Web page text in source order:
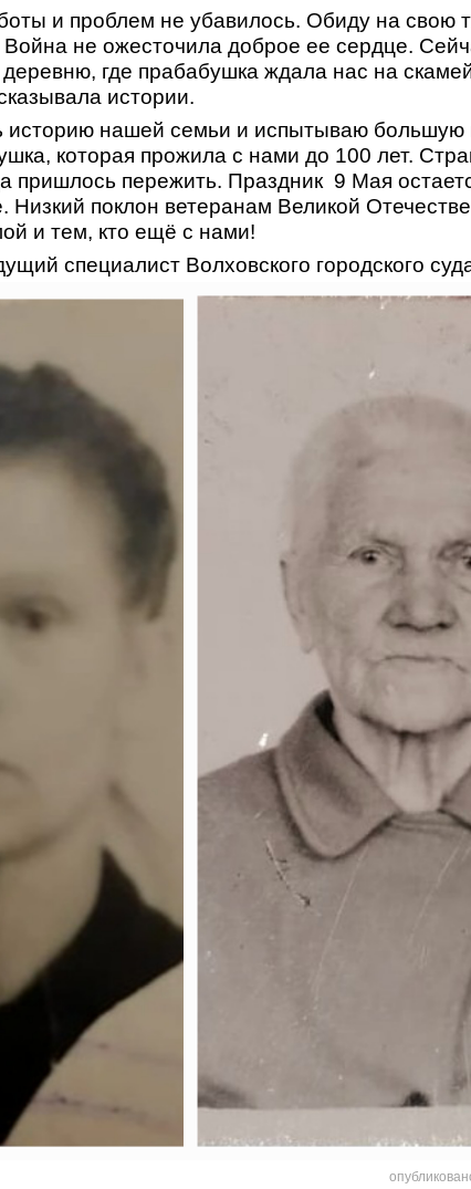
и проблем не убавилось. Обиду на свою
Война не ожесточила доброе ее сердце.
где прабабушка ждала нас на
истории.
историю нашей семьи и испытываю большую
которая прожила с нами до 100 лет.
пришлось пережить. Праздник 9 Мая
поклон ветеранам Великой
и тем, кто ещё с нами!
специалист Волховского городского